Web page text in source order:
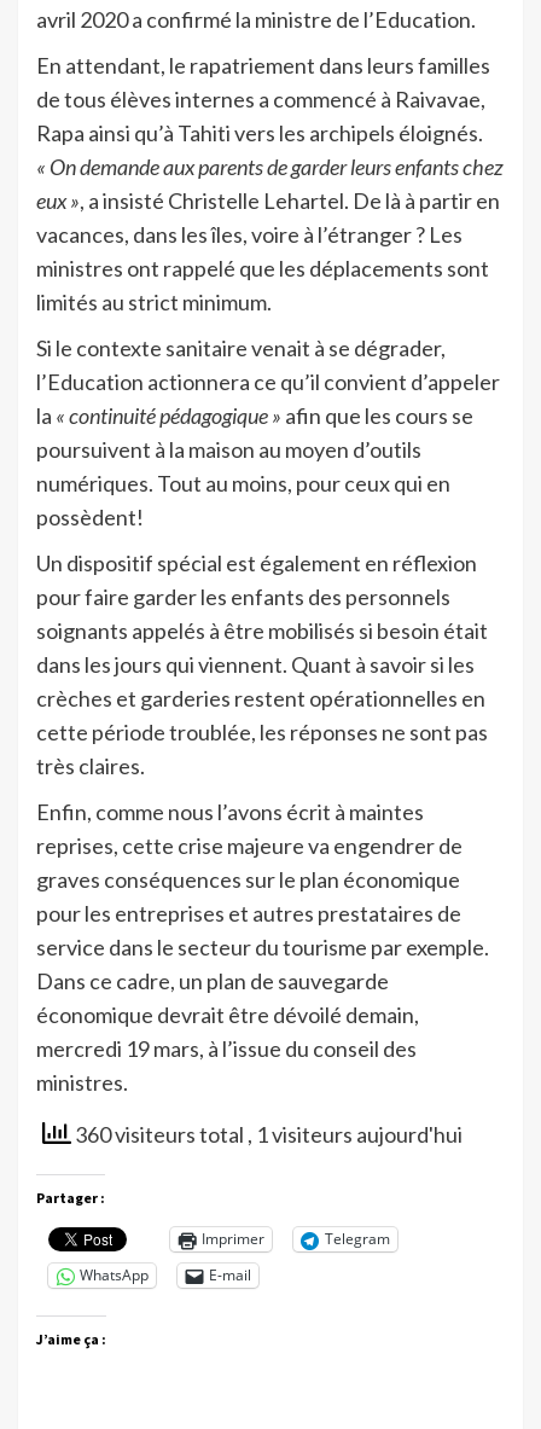
avril 2020 a confirmé la ministre de l’Education.
En attendant, le rapatriement dans leurs familles
de tous élèves internes a commencé à Raivavae,
Rapa ainsi qu’à Tahiti vers les archipels éloignés.
« On demande aux parents de garder leurs enfants chez
eux », a insisté Christelle Lehartel. De là à partir en
vacances, dans les îles, voire à l’étranger ? Les
ministres ont rappelé que les déplacements sont
limités au strict minimum.
Si le contexte sanitaire venait à se dégrader,
l’Education actionnera ce qu’il convient d’appeler
la « continuité pédagogique » afin que les cours se
poursuivent à la maison au moyen d’outils
numériques. Tout au moins, pour ceux qui en
possèdent!
Un dispositif spécial est également en réflexion
pour faire garder les enfants des personnels
soignants appelés à être mobilisés si besoin était
dans les jours qui viennent. Quant à savoir si les
crèches et garderies restent opérationnelles en
cette période troublée, les réponses ne sont pas
très claires.
Enfin, comme nous l’avons écrit à maintes
reprises, cette crise majeure va engendrer de
graves conséquences sur le plan économique
pour les entreprises et autres prestataires de
service dans le secteur du tourisme par exemple.
Dans ce cadre, un plan de sauvegarde
économique devrait être dévoilé demain,
mercredi 19 mars, à l’issue du conseil des
ministres.
360 visiteurs total , 1 visiteurs aujourd'hui
Partager :
Imprimer
Telegram
WhatsApp
E-mail
J’aime ça :